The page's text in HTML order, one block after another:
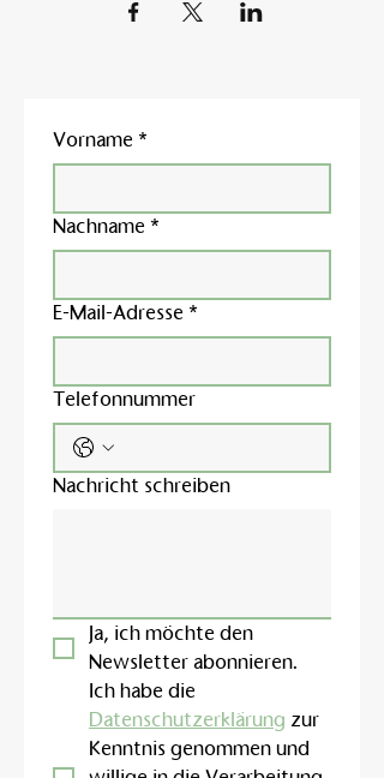
Vorname *
Nachname *
E-Mail-Adresse *
Telefonnummer
Nachricht schreiben
Ja, ich möchte den
Newsletter abonnieren.
Datenschutzerklärung zur
Kenntnis genommen und